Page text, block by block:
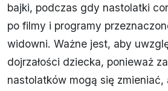
bajki, podczas gdy nastolatki
po filmy i programy
widowni. Ważne jest, aby
dojrzałości dziecka, ponieważ
nastolatków mogą się zmieniać,